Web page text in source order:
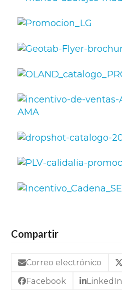
Compartir
Correo electrónico
Facebook
LinkedIn